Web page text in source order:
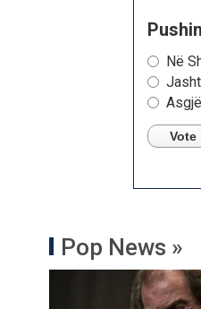
Në
Vote
Pop News »